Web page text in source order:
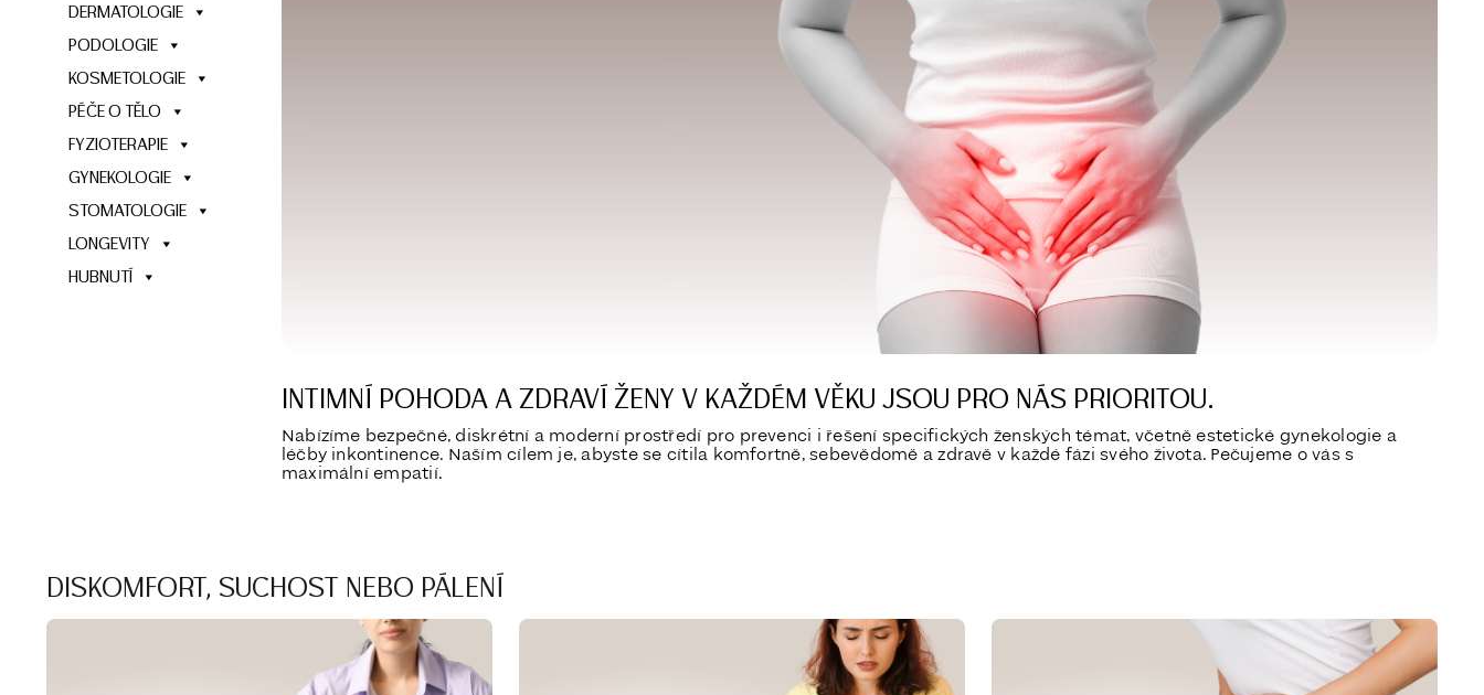
DERMATOLOGIE
PODOLOGIE
KOSMETOLOGIE
PÉČE O TĚLO
FYZIOTERAPIE
GYNEKOLOGIE
STOMATOLOGIE
LONGEVITY
HUBNUTÍ
INTIMNÍ POHODA A ZDRAVÍ ŽENY V KAŽDÉM VĚKU JSOU PRO NÁS PRIORITOU.
Nabízíme bezpečné, diskrétní a moderní prostředí pro prevenci i řešení specifických ženských témat, včetně estetické gynekologie a
léčby inkontinence. Naším cílem je, abyste se cítila komfortně, sebevědomě a zdravě v každé fázi svého života. Pečujeme o vás s
maximální empatií.
DISKOMFORT, SUCHOST NEBO PÁLENÍ